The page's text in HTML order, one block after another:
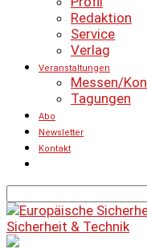
Redaktion
Service
Verlag
Veranstaltungen
Messen/
Tagungen
Abo
Newsletter
Kontakt
Sicherheit & Technik